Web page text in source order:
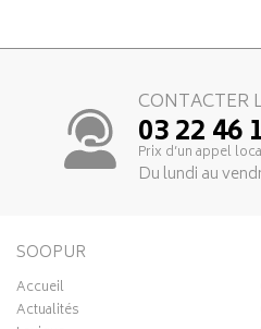
CONTACTER
03 22 46
Prix d’un appel
Du lundi au
SOOPUR
Accueil
Actualités